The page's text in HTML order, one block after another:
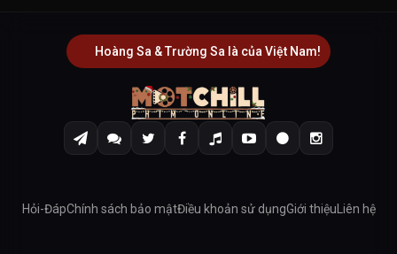
Hoàng Sa & Trường Sa là của Việt Nam!
Hỏi-ĐápChính sách bảo mậtĐiều khoản sử dụngGiới thiệu Liên hệ